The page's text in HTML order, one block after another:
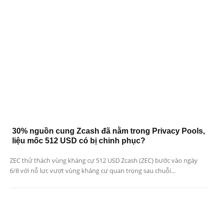
30% nguồn cung Zcash đã nằm trong Privacy Pools,
liệu mốc 512 USD có bị chinh phục?
ZEC thử thách vùng kháng cự 512 USD Zcash (ZEC) bước vào ngày
6/8 với nỗ lực vượt vùng kháng cự quan trọng sau chuỗi...